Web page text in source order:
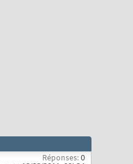
Réponses:0